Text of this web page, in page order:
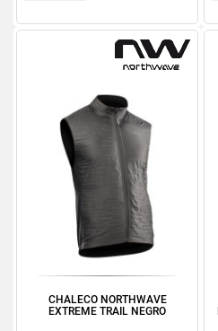
CHALECO NORTHWAVE
EXTREME TRAIL NEGRO